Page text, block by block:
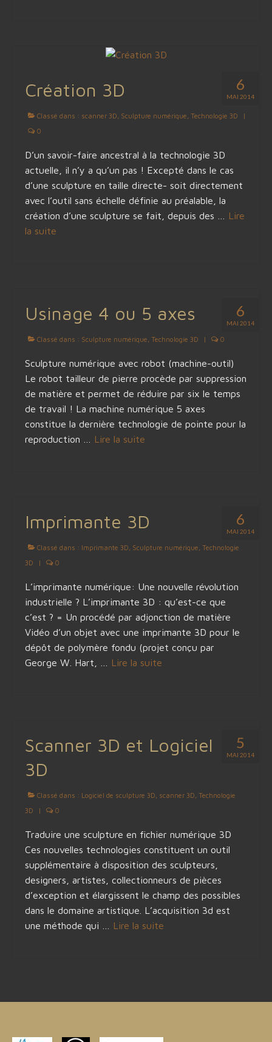
6
MAI 2014
Création 3D
Classé dans : scanner 3D Sculpture numérique Technologie 3D
|
0
D’un savoir-faire ancestral à la technologie 3D
actuelle, il n’y a qu’un pas ! Excepté dans le cas
d’une sculpture en taille directe- soit directement
avec l’outil sans échelle définie au préalable, la
création d’une sculpture se fait, depuis des …
Lire
la suite­­
6
MAI 2014
Usinage 4 ou 5 axes
Classé dans : Sculpture numérique Technologie 3D | 0
Sculpture numérique avec robot (machine-outil)
Le robot tailleur de pierre procède par suppression
de matière et permet de réduire par six le temps
de travail ! La machine numérique 5 axes
constitue la dernière technologie de pointe pour la
reproduction …
Lire la suite­­
6
MAI 2014
Imprimante 3D
Classé dans : Imprimante 3D Sculpture numérique Technologie
3D
| 0
L’imprimante numérique: Une nouvelle révolution
industrielle ? L’imprimante 3D : qu’est-ce que
c’est ? = Un procédé par adjonction de matière
Vidéo d’un objet avec une imprimante 3D pour le
dépôt de polymère fondu (projet conçu par
George W. Hart, …
Lire la suite­­
5
MAI 2014
Scanner 3D et Logiciel
3D
Classé dans : Logiciel de sculpture 3D scanner 3D Technologie
3D
| 0
Traduire une sculpture en fichier numérique 3D
Ces nouvelles technologies constituent un outil
supplémentaire à disposition des sculpteurs,
designers, artistes, collectionneurs de pièces
d’exception et élargissent le champ des possibles
dans le domaine artistique. L’acquisition 3d est
une méthode qui …
Lire la suite­­